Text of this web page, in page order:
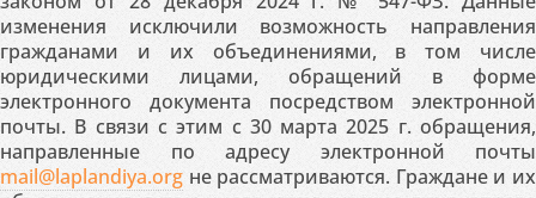
изменения исключили возможность направления
гражданами и их объединениями, в том числе
юридическими лицами, обращений в форме
электронного документа посредством электронной
почты. В связи с этим с 30 марта 2025 г. обращения,
направленные по адресу электронной почты
mail@laplandiya.org не рассматриваются. Граждане и их